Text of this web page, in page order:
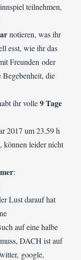
teilnehmen,
notieren, was ihr
esst, wie ihr das
Freunden oder
die
ihr volle9 Tage
2017 um 23.59 h
können leider nicht
:
Lust darauf hat
auf eine halbe
DACH ist auf
google,